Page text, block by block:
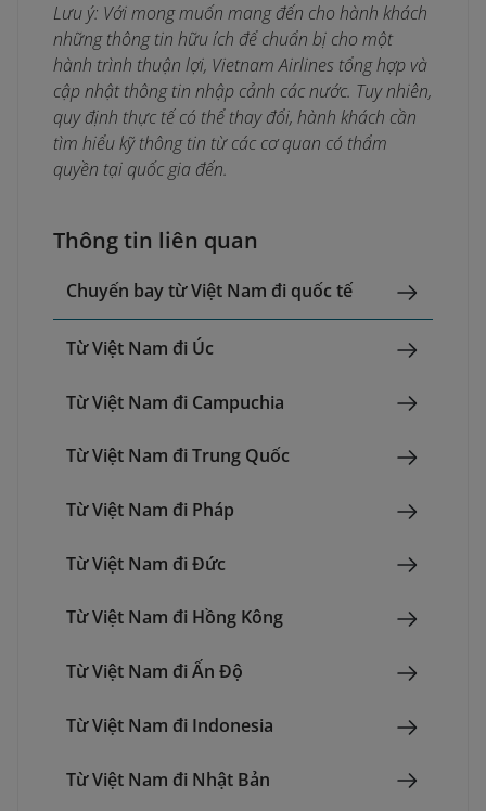
Lưu ý: Với mong muốn mang đến cho hành khách
những thông tin hữu ích để chuẩn bị cho một
hành trình thuận lợi, Vietnam Airlines tổng hợp và
cập nhật thông tin nhập cảnh các nước. Tuy nhiên,
quy định thực tế có thể thay đổi, hành khách cần
tìm hiểu kỹ thông tin từ các cơ quan có thẩm
quyền tại quốc gia đến.
Thông tin liên quan
Chuyến bay từ Việt Nam đi quốc tế
Từ Việt Nam đi Úc
Từ Việt Nam đi Campuchia
Từ Việt Nam đi Trung Quốc
Từ Việt Nam đi Pháp
Từ Việt Nam đi Đức
Từ Việt Nam đi Hồng Kông
Từ Việt Nam đi Ấn Độ
Từ Việt Nam đi Indonesia
Từ Việt Nam đi Nhật Bản